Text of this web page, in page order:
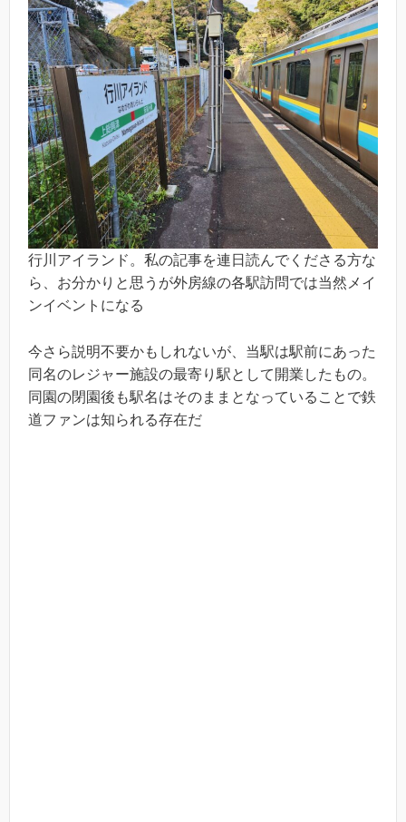
行川アイランド。私の記事を連日読んでくださる方な
ら、お分かりと思うが外房線の各駅訪問では当然メイ
ンイベントになる
今さら説明不要かもしれないが、当駅は駅前にあった
同名のレジャー施設の最寄り駅として開業したもの。
同園の閉園後も駅名はそのままとなっていることで鉄
道ファンは知られる存在だ